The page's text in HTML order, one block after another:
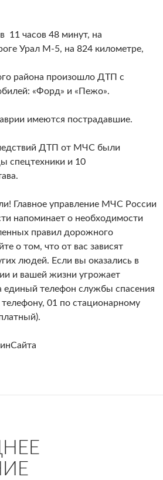
11 часов 48 минут, на
Урал М-5, на 824 километре,
района произошло ДТП с
«Форд» и «Пежо».
имеются пострадавшие.
ДТП от МЧС были
спецтехники и 10
Главное управление МЧС России
напоминает о необходимости
правил дорожного
о том, что от вас зависят
людей. Если вы оказались в
и вашей жизни угрожает
единый телефон службы спасения
01 по стационарному